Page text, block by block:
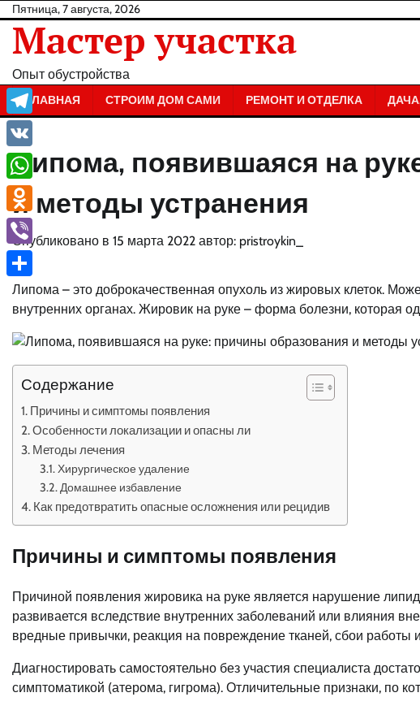
Перейти
содержанию
Пятница, 7 августа, 2026
Мастер участка
Опыт обустройства
ГЛАВНАЯ СТРОИМ ДОМ САМИ РЕМОНТ И ОТДЕЛКА
Липома, появившаяся на
и методы устранения
Опубликовано в 15 марта 2022 автор: pristroykin_
Липома – это доброкачественная опухоль из жировых клеток.
внутренних органах. Жировик на руке – форма болезни, которая
Содержание
Причины и симптомы появления
Особенности локализации и опасны ли
Методы лечения
Хирургическое удаление
Домашнее избавление
Как предотвратить опасные осложнения или рецидив
Причины и симптомы появления
Причиной появления жировика на руке является нарушение
развивается вследствие внутренних заболеваний или влияния
вредные привычки, реакция на повреждение тканей, сбои работы
Диагностировать самостоятельно без участия специалиста
симптоматикой (атерома, гигрома). Отличительные признаки, по
Telegram
VK
WhatsApp
Odnoklassniki
Viber
Отправить